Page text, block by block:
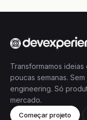
Transformamos ideias
poucas semanas.
engineering. Só
mercado.
Começar projeto